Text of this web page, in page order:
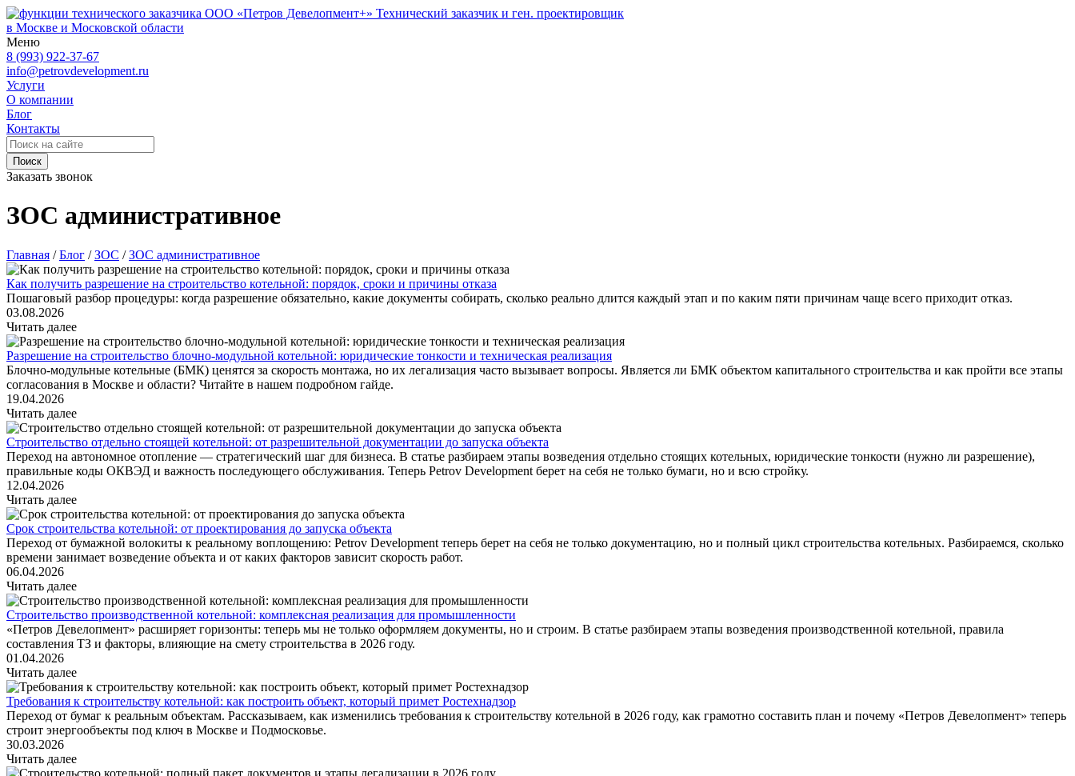
ООО «Петров Девелопмент+» Технический заказчик и ген. проектировщик
в Москве и Московской области
Меню
8 (993) 922-37-67
info@petrovdevelopment.ru
Услуги
О компании
Блог
Контакты
Поиск
Заказать звонок
ЗОС административное
Главная /Блог /ЗОС /ЗОС административное
Как получить разрешение на строительство котельной: порядок, сроки и причины отказа
Пошаговый разбор процедуры: когда разрешение обязательно, какие документы собирать, сколько реально длится каждый этап и по каким пяти причинам чаще всего приходит отказ.
03.08.2026
Читать далее
Разрешение на строительство блочно-модульной котельной: юридические тонкости и техническая реализация
Блочно-модульные котельные (БМК) ценятся за скорость монтажа, но их легализация часто вызывает вопросы. Является ли БМК объектом капитального строительства и как пройти все этапы
согласования в Москве и области? Читайте в нашем подробном гайде.
19.04.2026
Читать далее
Строительство отдельно стоящей котельной: от разрешительной документации до запуска объекта
Переход на автономное отопление — стратегический шаг для бизнеса. В статье разбираем этапы возведения отдельно стоящих котельных, юридические тонкости (нужно ли разрешение),
правильные коды ОКВЭД и важность последующего обслуживания. Теперь Petrov Development берет на себя не только бумаги, но и всю стройку.
12.04.2026
Читать далее
Срок строительства котельной: от проектирования до запуска объекта
Переход от бумажной волокиты к реальному воплощению: Petrov Development теперь берет на себя не только документацию, но и полный цикл строительства котельных. Разбираемся, сколько
времени занимает возведение объекта и от каких факторов зависит скорость работ.
06.04.2026
Читать далее
Строительство производственной котельной: комплексная реализация для промышленности
«Петров Девелопмент» расширяет горизонты: теперь мы не только оформляем документы, но и строим. В статье разбираем этапы возведения производственной котельной, правила
составления ТЗ и факторы, влияющие на смету строительства в 2026 году.
01.04.2026
Читать далее
Требования к строительству котельной: как построить объект, который примет Ростехнадзор
Переход от бумаг к реальным объектам. Рассказываем, как изменились требования к строительству котельной в 2026 году, как грамотно составить план и почему «Петров Девелопмент» теперь
строит энергообъекты под ключ в Москве и Подмосковье.
30.03.2026
Читать далее